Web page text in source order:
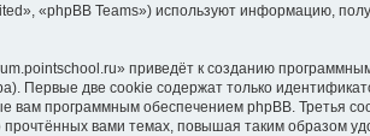
«phpBB Teams») используют информацию,
приведёт к созданию
Первые две cookie содержат только
программным обеспечением phpBB. Третья
вами темах, повышая таким образом